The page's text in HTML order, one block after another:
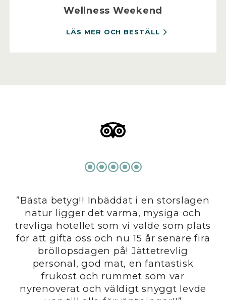
Wellness Weekend
LÄS MER OCH BESTÄLL
”Bästa betyg!! Inbäddat i en storslagen
natur ligger det varma, mysiga och
trevliga hotellet som vi valde som plats
för att gifta oss och nu 15 år senare fira
bröllopsdagen på! Jättetrevlig
personal, god mat, en fantastisk
frukost och rummet som var
nyrenoverat och väldigt snyggt levde